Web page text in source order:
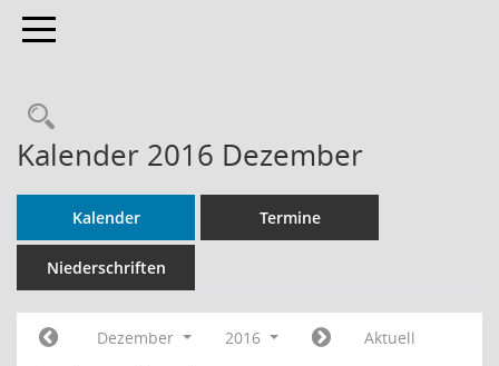
Toggle navigation
Rechercheauswahl
Kalender 2016 Dezember
Kalender Termine
Niederschriften
Dezember 2016
Aktuell